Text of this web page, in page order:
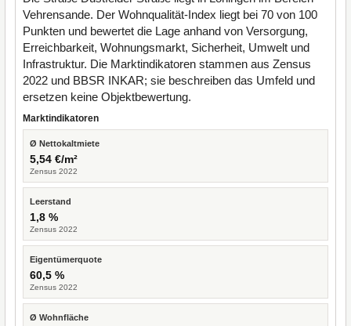
Vehrensande. Der Wohnqualität-Index liegt bei 70 von 100
Punkten und bewertet die Lage anhand von Versorgung,
Erreichbarkeit, Wohnungsmarkt, Sicherheit, Umwelt und
Infrastruktur. Die Marktindikatoren stammen aus Zensus
2022 und BBSR INKAR; sie beschreiben das Umfeld und
ersetzen keine Objektbewertung.
Marktindikatoren
Ø Nettokaltmiete
5,54 €/m²
Zensus 2022
Leerstand
1,8 %
Zensus 2022
Eigentümerquote
60,5 %
Zensus 2022
Ø Wohnfläche